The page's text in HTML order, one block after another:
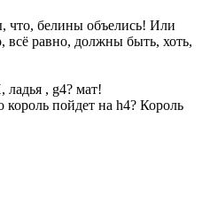
что, белины объелись! Или
всё равно, должны быть, хоть,
ладья , g4? мат!
пойдет на h4? Король